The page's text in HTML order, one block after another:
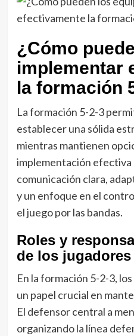
¿Cómo
implementar
la formación
La formación 5-2-3
establecer una sólida
mientras mantienen
implementación efectiva
comunicación clara,
y un enfoque en el
el juego por las bandas.
Roles y
de los jugadores
En la formación 5-2-3,
un papel crucial en
El defensor central a
organizando la línea